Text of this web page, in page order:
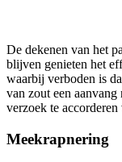
De dekenen van het
blijven genieten het
waarbij verboden is
van zout een aanvang
verzoek te
Meekrapnering